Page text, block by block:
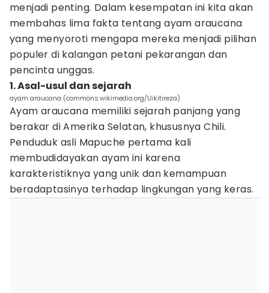
menjadi penting. Dalam kesempatan ini kita akan
membahas lima fakta tentang ayam araucana
yang menyoroti mengapa mereka menjadi pilihan
populer di kalangan petani pekarangan dan
pencinta unggas.
1. Asal-usul dan sejarah
ayam araucana (commons.wikimedia.org/Uikitireza)
Ayam araucana memiliki sejarah panjang yang
berakar di Amerika Selatan, khususnya Chili.
Penduduk asli Mapuche pertama kali
membudidayakan ayam ini karena
karakteristiknya yang unik dan kemampuan
beradaptasinya terhadap lingkungan yang keras.